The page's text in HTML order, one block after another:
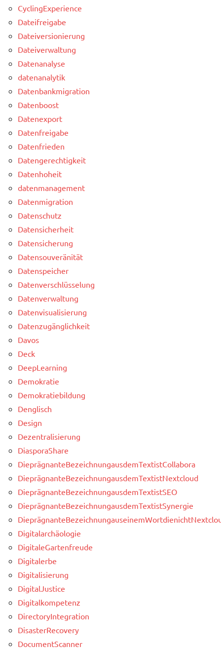
CyclingExperience
Dateifreigabe
Dateiversionierung
Dateiverwaltung
Datenanalyse
datenanalytik
Datenbankmigration
Datenboost
Datenexport
Datenfreigabe
Datenfrieden
Datengerechtigkeit
Datenhoheit
datenmanagement
Datenmigration
Datenschutz
Datensicherheit
Datensicherung
Datensouveränität
Datenspeicher
Datenverschlüsselung
Datenverwaltung
Datenvisualisierung
Datenzugänglichkeit
Davos
Deck
DeepLearning
Demokratie
Demokratiebildung
Denglisch
Design
Dezentralisierung
DiasporaShare
DieprägnanteBezeichnungausdemTextistCollabora
DieprägnanteBezeichnungausdemTextistNextcloud
DieprägnanteBezeichnungausdemTextistSEO
DieprägnanteBezeichnungausdemTextistSynergie
Digitalarchäologie
DigitaleGartenfreude
Digitalerbe
Digitalisierung
DigitalJustice
Digitalkompetenz
DirectoryIntegration
DisasterRecovery
DocumentScanner